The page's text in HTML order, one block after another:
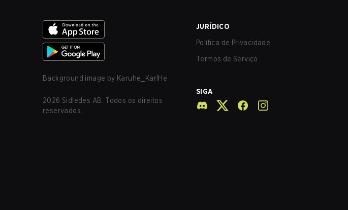
Background image by Karuhe_KarlHe
2026 Sidledes AB. Todos os direitos
reservados.
JURÍDICO
Política de Privacidade
Termos de Serviço
SIGA